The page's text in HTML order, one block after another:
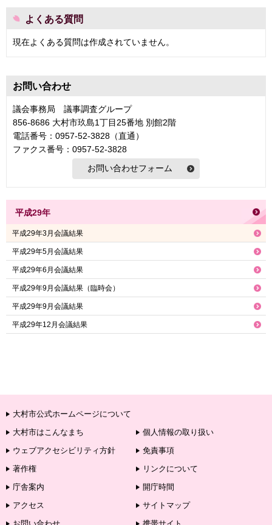
よくある質問
現在よくある質問は作成されていません。
お問い合わせ
議会事務局 議事調査グループ
856-8686 大村市玖島1丁目25番地 別館2階
電話番号：0957-52-3828（直通）
ファクス番号：0957-52-3828
平成29年
平成29年3月会議結果
平成29年5月会議結果
平成29年6月会議結果
平成29年9月会議結果（臨時会）
平成29年9月会議結果
平成29年12月会議結果
大村市公式ホームページについて
大村市はこんなまち
個人情報の取り扱い
ウェブアクセシビリティ方針
免責事項
著作権
リンクについて
庁舎案内
開庁時間
アクセス
サイトマップ